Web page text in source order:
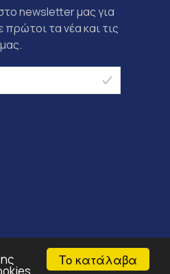
Το κατάλαβα
newsletter μας για
πρώτοι τα νέα και τις